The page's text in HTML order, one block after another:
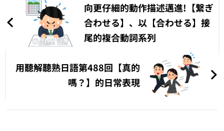
導
向更仔細的動作描述邁進!【繋ぎ
合わせる】、以【合わせる】接
尾的複合動詞系列
用聽解聽熟日語第488回【真的
嗎？】的日常表現